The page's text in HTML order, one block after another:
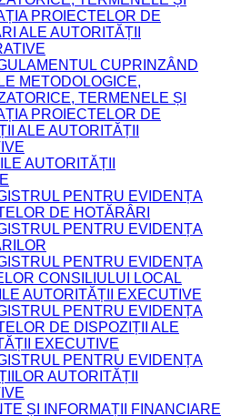
PROIECTELOR DE
ALE AUTORITĂȚII
CUPRINZÂND
METODOLOGICE,
TERMENELE ȘI
PROIECTELOR DE
ALE AUTORITĂȚII
AUTORITĂȚII
PENTRU EVIDENȚA
DE HOTĂRÂRI
PENTRU EVIDENȚA
PENTRU EVIDENȚA
CONSILIULUI LOCAL
AUTORITĂȚII EXECUTIVE
PENTRU EVIDENȚA
DE DISPOZIȚII ALE
EXECUTIVE
PENTRU EVIDENȚA
AUTORITĂȚII
ȘI INFORMAȚII FINANCIARE